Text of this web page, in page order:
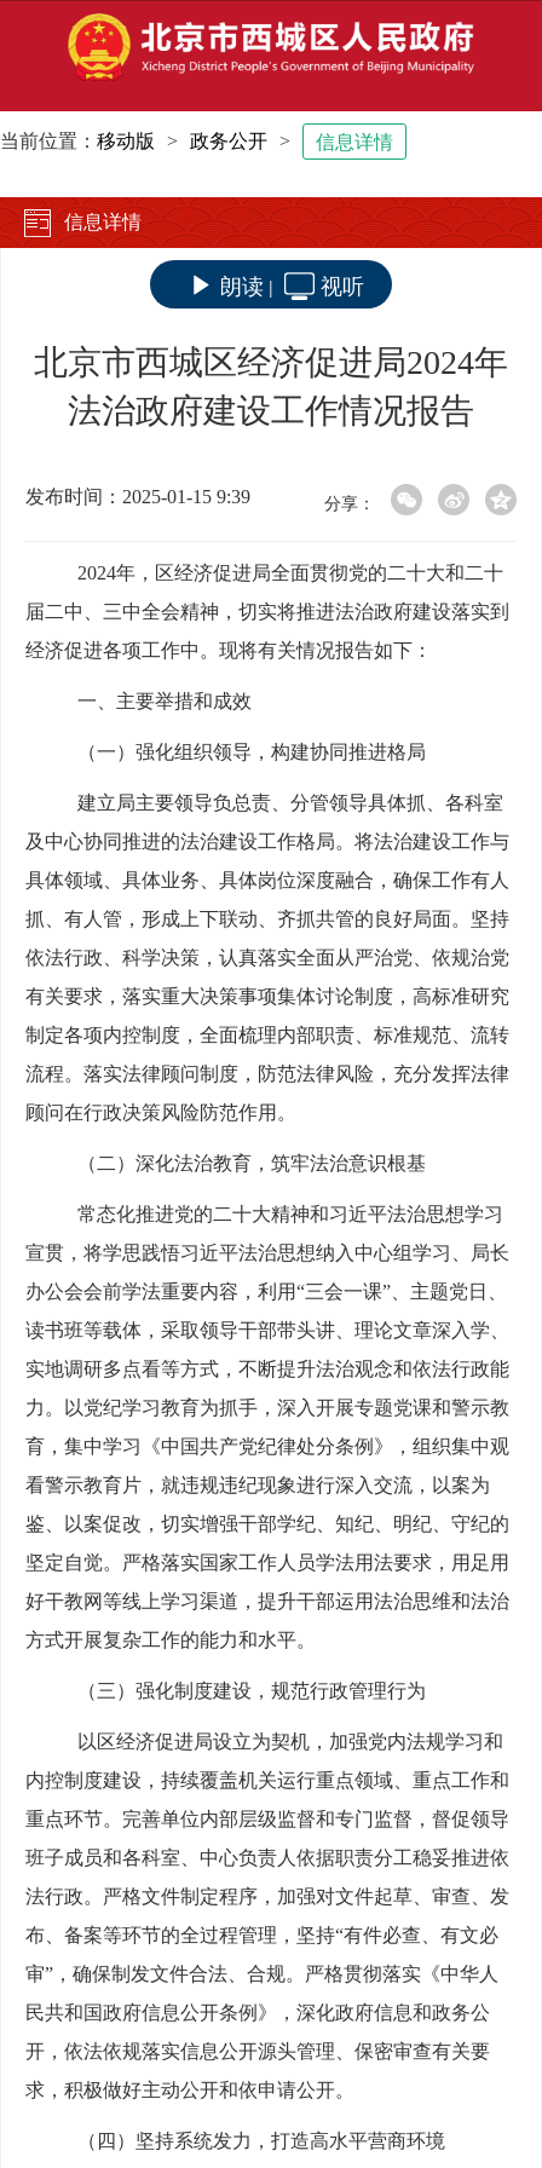
当前位置： 移动版 > 政务公开 > 信息详情
信息详情
朗读 | 视听
北京市西城区经济促进局2024年
法治政府建设工作情况报告
发布时间：2025-01-15 9:39 分享：
2024年 ，区经济促进局全面贯彻党的二十大和二十
届二中、三中全会精神 ， 切实将推进法治政府建设落实到
经济促进各项工作中。现将有关情况报告如下：
一、 主要举措和成效
（一） 强化组织领导 ，构建协同推进格局
建立局主要领导负总责、分管领导具体抓、各科室
及中心协同推进的法治建设工作格局。将法治建设工作与
具体领域、具体业务、 具体岗位深度融合 ，确保工作有人
抓、有人管，形成上下联动、齐抓共管的良好局面。坚持
依法行政、科学决策， 认真落实全面从严治党、依规治党
有关要求，落实重大决策事项集体讨论制度， 高标准研究
制定各项内控制度， 全面梳理内部职责、标准规范、 流转
流程。落实法律顾问制度，防范法律风险，充分发挥法律
顾问在行政决策风险防范作用。
（二） 深化法治教育，筑牢法治意识根基
常态化推进党的二十大精神和习近平法治思想学习
宣贯， 将学思践悟习近平法治思想纳入 中心组学习
局长
办公会会前学法重要内容，利用“三会一课”、主题党日、
读书班等载体，采取领导干部带头讲、理论文章深入学、
实地调研多点看等方式 ， 不断提升法治观念和依法行政能
力 。
以党纪学习教育为抓手，深入开展专题党课和警示教
育 ，集中学习 《中国共产党纪律处分条例》， 组织集中观
看警示教育片 ，就违规违纪现象进行深入交流，以案为
鉴、以案促改， 切实增强干部学纪、知纪、明纪、守纪的
坚定自觉。严格落实国家工作人员学法用法要求， 用足用
好干教网等线上学习渠道， 提升干部运用法治思维和法治
方式开展复杂工作的能力和水平。
（三） 强化制度建设，规范行政管理行为
以区经济促进局设立为契机，加强党内法规学习和
内控制度建设，持续覆盖机关运行重点领域、重点工作和
重点环节。完善单位内部层级监督和专门监督，督促领导
班子成员和各科室、中心负责人 依据职责分工稳妥推进依
法行政。 严格文件制定程序， 加强对文件起草、审查、发
布、备案等环节的全过程管理 ， 坚持“有件必查、 有文必
审”，确保制发文件合法 合规。严格贯彻落实《中华人
民共和国政府信息公开条例 》，深化政府信息和政务公
开，依法依规落实信息公开源头管理、保密审查有关要
求 ， 积极做好主动公开和依申请公开。
（四） 坚持系统发力，打造高水平营商环境